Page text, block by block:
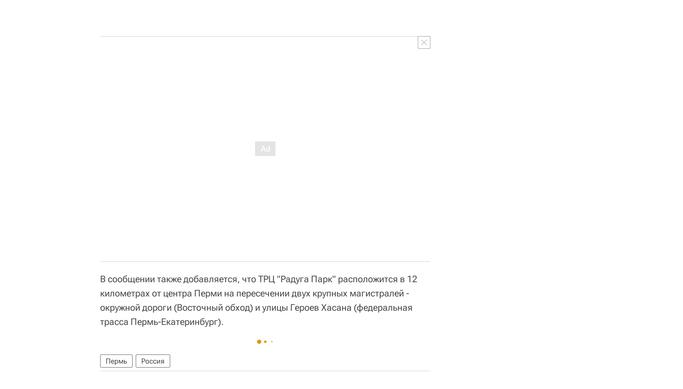
В сообщении также добавляется, что ТРЦ "Радуга Парк" расположится в 12
километрах от центра Перми на пересечении двух крупных магистралей -
окружной дороги (Восточный обход) и улицы Героев Хасана (федеральная
трасса Пермь-Екатеринбург).
Пермь Россия